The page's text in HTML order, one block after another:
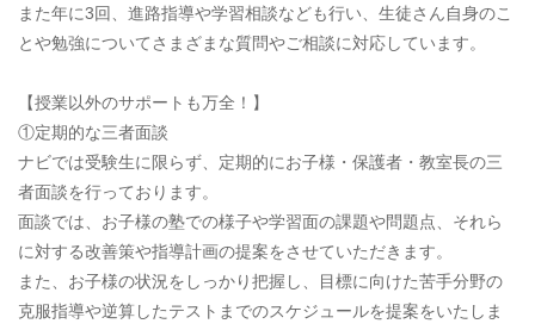
また年に3回、進路指導や学習相談なども行い、生徒さん自身のこ
とや勉強についてさまざまな質問やご相談に対応しています。
【授業以外のサポートも万全！】
①定期的な三者面談
ナビでは受験生に限らず、定期的にお子様・保護者・教室長の三
者面談を行っております。
面談では、お子様の塾での様子や学習面の課題や問題点、それら
に対する改善策や指導計画の提案をさせていただきます。
また、お子様の状況をしっかり把握し、目標に向けた苦手分野の
克服指導や逆算したテストまでのスケジュールを提案をいたしま